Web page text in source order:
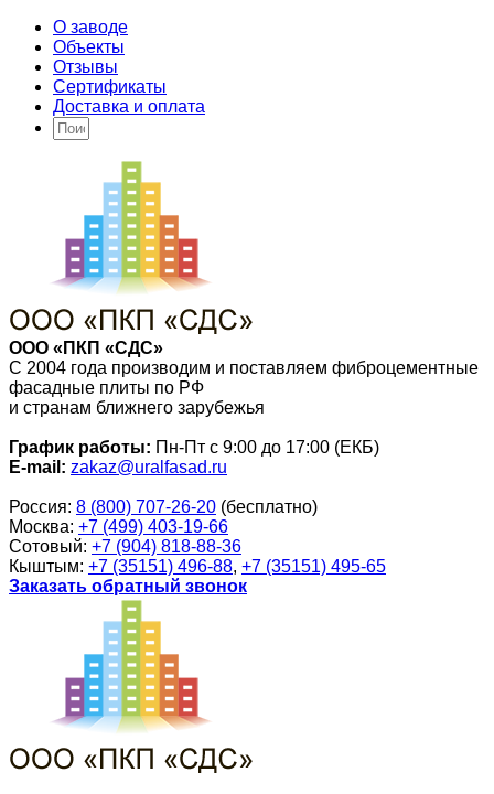
О заводе
Объекты
Отзывы
Сертификаты
Доставка и оплата
ООО «ПКП «СДС»
С 2004 года производим и поставляем фиброцементные
фасадные плиты по РФ
и странам ближнего зарубежья
График работы: Пн-Пт с 9:00 до 17:00 (ЕКБ)
E-mail: zakaz@uralfasad.ru
Россия: 8 (800) 707-26-20 (бесплатно)
Москва: +7 (499) 403-19-66
Сотовый: +7 (904) 818-88-36
Кыштым: +7 (35151) 496-88, +7 (35151) 495-65
Заказать обратный звонок